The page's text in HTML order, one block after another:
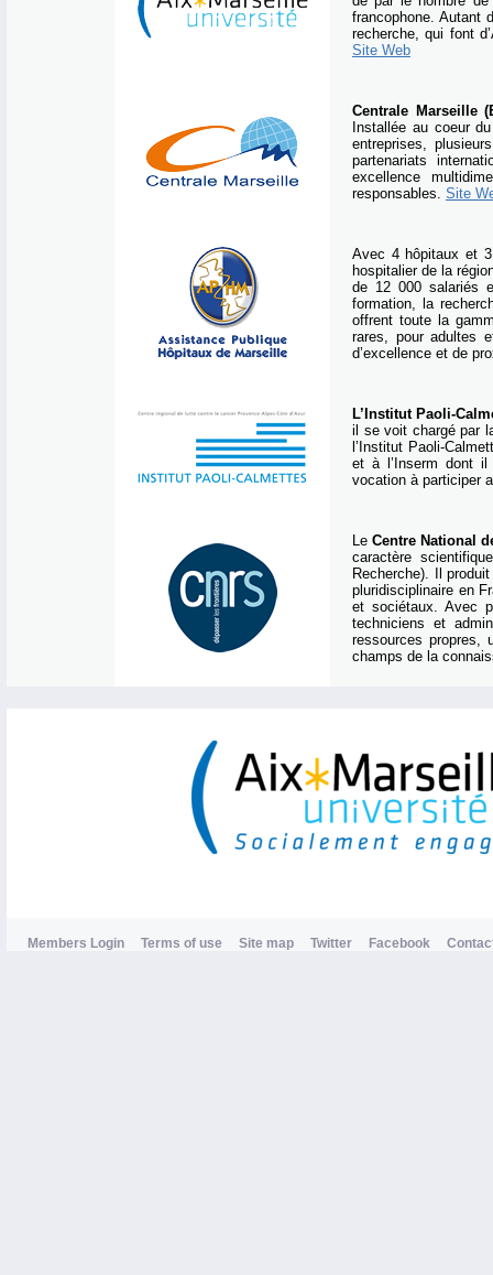
francophone. Autant
recherche, qui font
Site Web
Centrale Marseille
Installée au coeur
entreprises,
partenariats
excellence
responsables. Site
Avec 4 hôpitaux et
hospitalier de la
de 12 000 salariés
formation, la
offrent toute la
rares, pour adultes
d’excellence et de
L’Institut Paoli-
il se voit chargé par
l’Institut Paoli-
et à l’Inserm dont il
vocation à participer
LeCentre National
caractère
Recherche). Il
pluridisciplinaire en
et sociétaux. Avec
techniciens et
ressources propres,
champs de la
Members Login Terms of use Site map Twitter Facebook